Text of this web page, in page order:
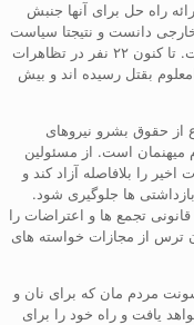
راه حل برای آنها جنبش
خارجی دانست و نتیجتا سیاست
سرکوب و بازداشتهای غیر قانونی را در پیش گرفت. تا کنون ۲۲ نفر در تظاهرات
بقتل رسیده اند و بیش
از حقوق بشرو نیروهای
میهنمان است. از مسئولین
را بلافاصله آزاد کند و
ها جلوگیری شود.
تجمع ها و اعتراضات را
ترس از مجازات خواسته های
مردم مان که برای نان و
یافت و راه خود را برای